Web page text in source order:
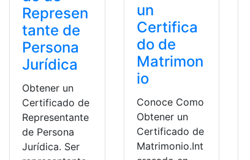
Represen
tante de
Persona
Jurídica
Obtener un
Certificado de
Representante
de Persona
Jurídica. Ser
un
Certifica
do de
Matrimon
io
Conoce Como
Obtener un
Certificado de
Matrimonio.Int